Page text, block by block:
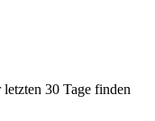
letzten 30 Tage finden